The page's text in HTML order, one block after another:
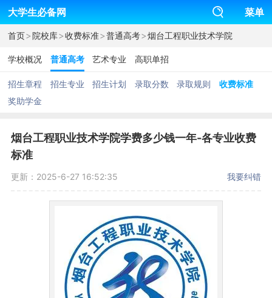
大学生必备网 菜单
首页>院校库>收费标准>普通高考>烟台工程职业技术学院
学校概况 普通高考 艺术专业 高职单招
招生章程 招生专业 招生计划 录取分数 录取规则
收费标准
奖助学金
烟台工程职业技术学院学费多少钱一年-各专业收费
标准
更新：2025-6-27 16:52:35 我要纠错